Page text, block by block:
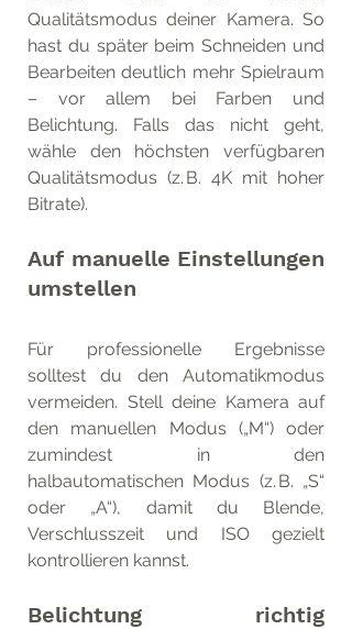
Qualitätsmodus deiner Kamera. So
hast du später beim Schneiden und
Bearbeiten deutlich mehr Spielraum
– vor allem bei Farben und
Belichtung. Falls das nicht geht,
wähle den höchsten verfügbaren
Qualitätsmodus (z. B. 4K mit hoher
Bitrate).
Auf manuelle Einstellungen
umstellen
Für professionelle Ergebnisse
solltest du den Automatikmodus
vermeiden. Stell deine Kamera auf
den manuellen Modus („M“) oder
zumindest in den
halbautomatischen Modus (z. B. „S“
oder „A“), damit du Blende,
Verschlusszeit und ISO gezielt
kontrollieren kannst.
Belichtung richtig